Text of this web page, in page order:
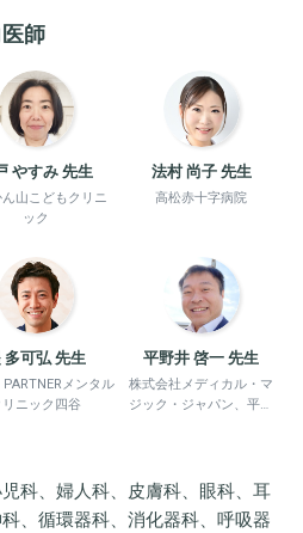
師
やすみ 先生
ん山こどもクリニ
ック
法村 尚子 先生
高松赤十字病院
多可弘 先生
PARTNERメンタル
リニック四谷
平野井 啓一 先生
株式会社メディカル・マ
ジック・ジャパン、平野
科、婦人科、皮膚科、眼科、耳
、循環器科、消化器科、呼吸器